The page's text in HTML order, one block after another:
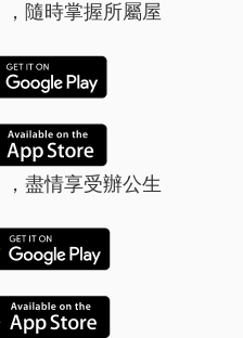
隨時掌握所屬屋
盡情享受辦公生